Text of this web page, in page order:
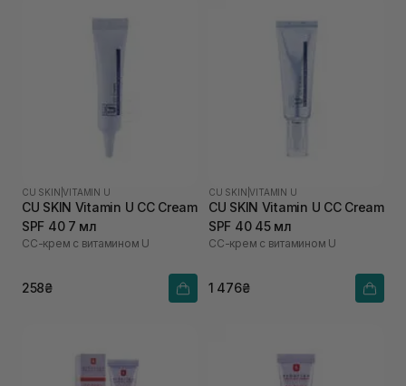
CU SKIN |VITAMIN U
CU SKIN Vitamin U CC Cream
SPF 40 7 мл
СС-крем с витамином U
258₴
CU SKIN |VITAMIN U
CU SKIN Vitamin U CC Cream
SPF 40 45 мл
СС-крем с витамином U
1 476₴